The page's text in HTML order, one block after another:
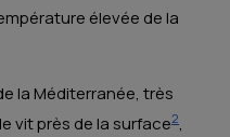
élevée de la
la Méditerranée, très
vit près de la surface2,